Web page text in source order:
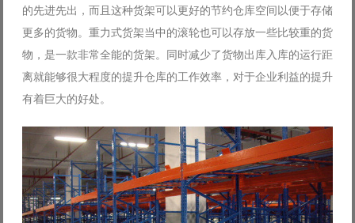
的先进先出，而且这种货架可以更好的节约仓库空间以便于存储
更多的货物。重力式货架当中的滚轮也可以存放一些比较重的货
物，是一款非常全能的货架。同时减少了货物出库入库的运行距
离就能够很大程度的提升仓库的工作效率，对于企业利益的提升
有着巨大的好处。